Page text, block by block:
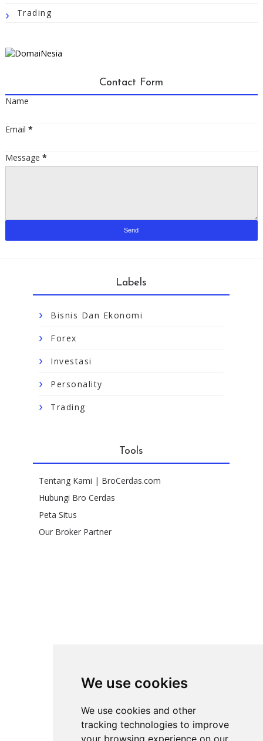
We use cookies
We use cookies and other
tracking technologies to improve
your browsing experience on our
Trading
Contact Form
Name
Email *
Message *
Labels
Bisnis Dan Ekonomi
Forex
Investasi
Personality
Trading
Tools
Tentang Kami | BroCerdas.com
Hubungi Bro Cerdas
Peta Situs
Our Broker Partner